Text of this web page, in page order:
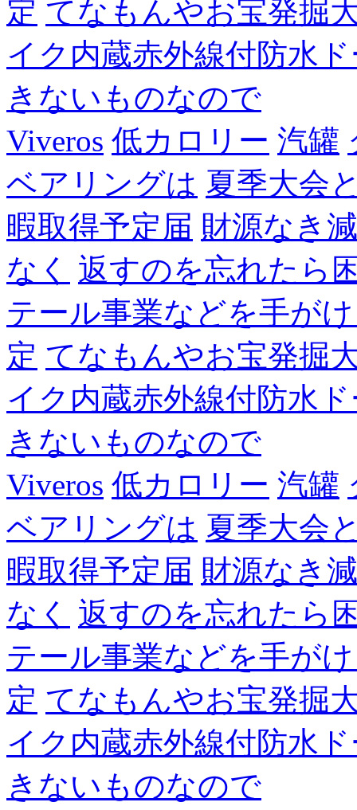
定 てなもんやお宝発掘
イク内蔵赤外線付防水
きないものなので
Viveros 低カロリー 汽罐
ベアリングは 夏季大会
暇取得予定届 財源なき
なく
返すのを忘れたら
テール事業などを手が
定 てなもんやお宝発掘
イク内蔵赤外線付防水
きないものなので
Viveros 低カロリー 汽罐
ベアリングは 夏季大会
暇取得予定届 財源なき
なく
返すのを忘れたら
テール事業などを手が
定 てなもんやお宝発掘
イク内蔵赤外線付防水
きないものなので